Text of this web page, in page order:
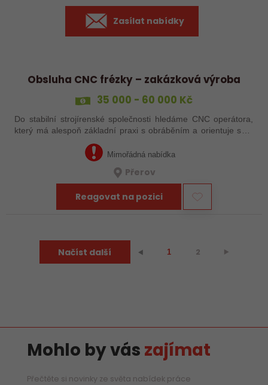
Zasílat nabídky
Obsluha CNC frézky – zakázková výroba
35 000 - 60 000 Kč
Do stabilní strojírenské společnosti hledáme CNC operátora,
který má alespoň základní praxi s obráběním a orientuje se v
technické dokumentaci. Nemusíte mít za sebou roky
zkušeností – důležité je, že…Mimořádná nabídka
Přerov
Reagovat na pozici
Načíst další ⯇ 1 2 ⯈
Mohlo by vás zajímat
Přečtěte si novinky ze světa nabídek práce